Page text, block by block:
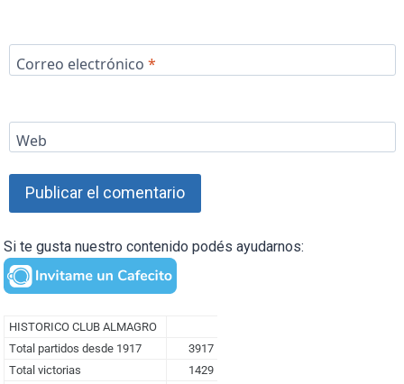
Correo electrónico *
Web
Si te gusta nuestro contenido podés ayudarnos: